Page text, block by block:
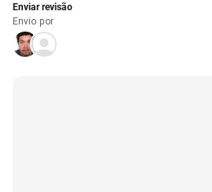
Enviar revisão
Envio por